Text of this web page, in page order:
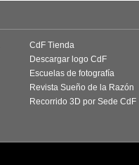
CdF Tienda
Descargar logo CdF
Escuelas de fotografía
Revista Sueño de la Razón
Recorrido 3D por Sede CdF